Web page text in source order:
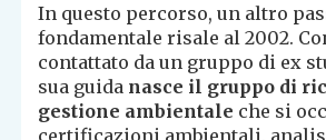
In questo percorso, un altro
fondamentale risale al 2002.
contattato da un gruppo di ex
sua guida nasce il gruppo di
gestione ambientale che si
certificazioni ambientali,